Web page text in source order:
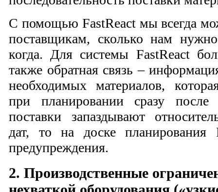
С помощью FastReact мы всегда
поставщикам, сколько нам
когда. Для системы FastReact
также обратная связь –
необходимых материалов,
при планировании сразу
поставки запаздывают
дат, то на доске планирования
предупреждения.
2. Производственные